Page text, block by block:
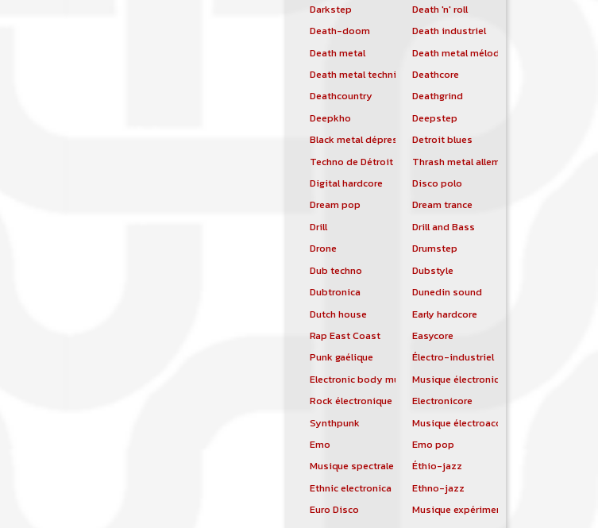
Darkstep
Death 'n' roll
Death-doom
Death industriel
Death metal
Death metal mélodique
Death metal techniqueDeathcore
Deathcountry
Deathgrind
Deepkho
Deepstep
Black metal dépressif Detroit blues
Techno de Détroit
Thrash metal allemand
Digital hardcore
Disco polo
Dream pop
Dream trance
Drill
Drill and Bass
Drone
Drumstep
Dub techno
Dubstyle
Dubtronica
Dunedin sound
Dutch house
Early hardcore
Rap East Coast
Easycore
Punk gaélique
Électro-industriel
Electronic body musicMusique électronique
Rock électronique
Electronicore
Synthpunk
Musique électroacoustique
Emo
Emo pop
Musique spectrale
Éthio-jazz
Ethnic electronica
Ethno-jazz
Euro Disco
Musique expérimentale